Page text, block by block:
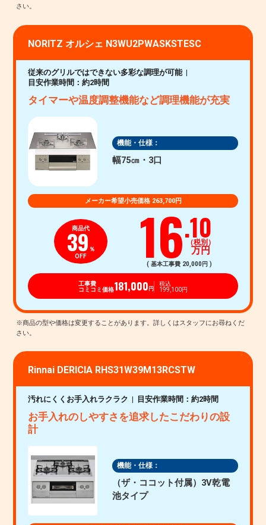
NORITZ オルシェ N3WU2PWASKSTESC
従来のグリルではできない多彩な調理が可能
目安作業時間：約2時間
タイマーや温度調整機能など調理機能が充実
機能・仕様：
幅75㎝・3口
メーカー希望小売価格 263,700円
商品代
39％
OFF
16.10
（税別）
万円
( 基本工事費 20,000円 )
工事費
コミコミ価格181,000 円
税込
199,100円
Rinnai DERICIA RHS31W39M13RCSTW
汚れにくくお手入れラクラク 目安作業時間：約2時間
お手入れのしやすさを追求したこだわりの設
計
機能・仕様：
（ザ・ココット付属）3V乾電
池タイプ